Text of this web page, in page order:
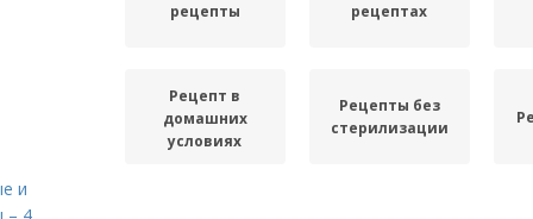
рецепты
рецептах
Рецепт в
домашних
условиях
Рецепты без
стерилизации
и